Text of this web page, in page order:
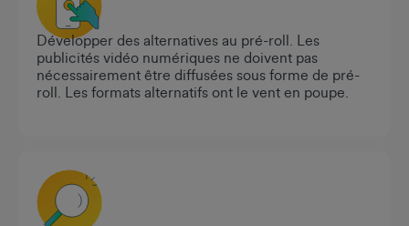
Développer des alternatives au pré-roll. Les
publicités vidéo numériques ne doivent pas
nécessairement être diffusées sous forme de pré-
roll. Les formats alternatifs ont le vent en poupe.